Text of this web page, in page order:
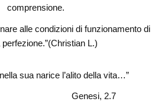
comprensione.
alle condizioni di funzionamento di
L.)
sua narice l’alito della vita…”
2.7